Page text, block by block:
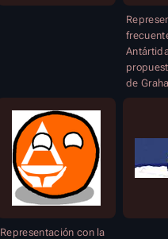
de
Representación con la